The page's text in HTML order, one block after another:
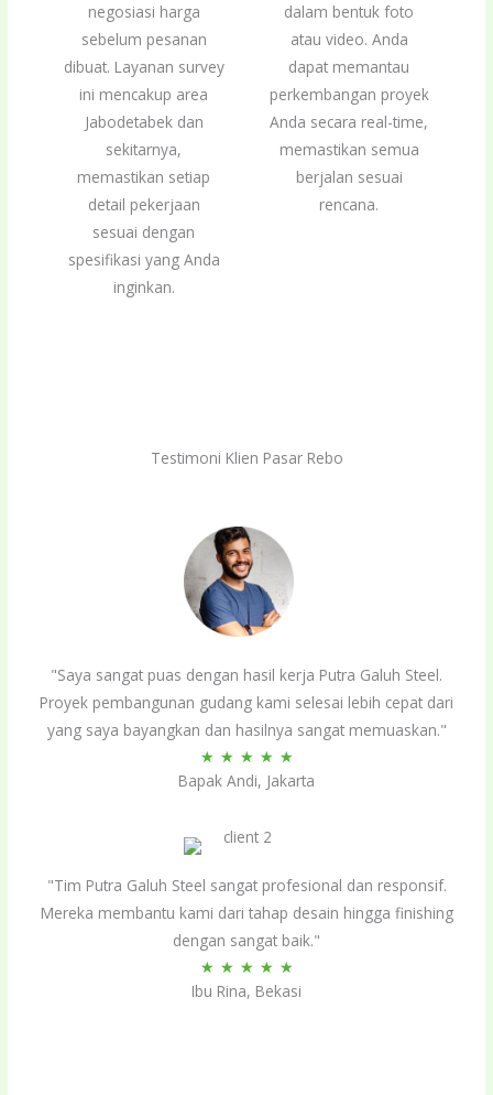
negosiasi harga
sebelum pesanan
dibuat. Layanan survey
ini mencakup area
Jabodetabek dan
sekitarnya,
memastikan setiap
detail pekerjaan
sesuai dengan
spesifikasi yang Anda
inginkan.
dalam bentuk foto
atau video. Anda
dapat memantau
perkembangan proyek
Anda secara real-time,
memastikan semua
berjalan sesuai
rencana.
Testimoni Klien Pasar Rebo
"Saya sangat puas dengan hasil kerja Putra Galuh Steel.
Proyek pembangunan gudang kami selesai lebih cepat dari
yang saya bayangkan dan hasilnya sangat memuaskan."
★ ★ ★ ★ ★Rated
5
Bapak Andi, Jakarta
"Tim Putra Galuh Steel sangat profesional dan responsif.
Mereka membantu kami dari tahap desain hingga finishing
dengan sangat baik."
★ ★ ★ ★ ★Rated
5
Ibu Rina, Bekasi